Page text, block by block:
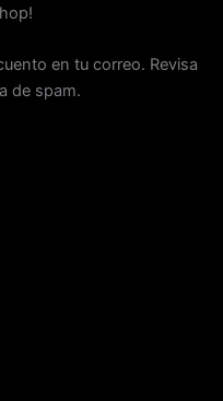
en tu correo. Revisa
de spam.